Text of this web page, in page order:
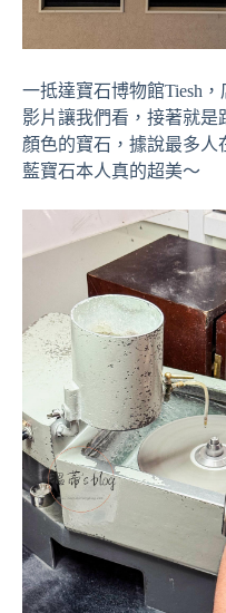
一抵達寶石博物館Tiesh
影片讓我們看，接著就
顏色的寶石，據說最多人
藍寶石本人真的超美～